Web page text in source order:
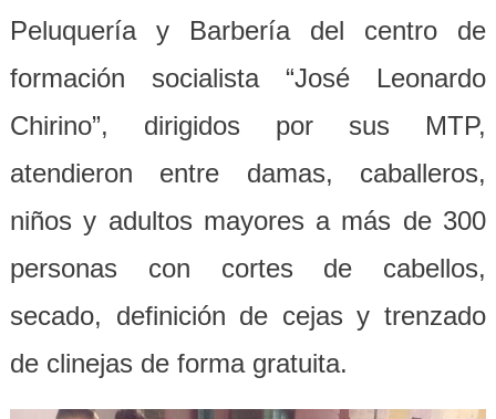
Peluquería y Barbería del centro de
formación socialista “José Leonardo
Chirino”, dirigidos por sus MTP,
atendieron entre damas, caballeros,
niños y adultos mayores a más de 300
personas con cortes de cabellos,
secado, definición de cejas y trenzado
de clinejas de forma gratuita.